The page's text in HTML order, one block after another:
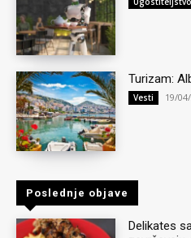
Turizam:
Vesti 19/
Poslednje objave
Delikates